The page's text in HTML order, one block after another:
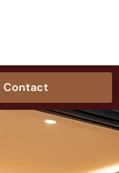
Contact